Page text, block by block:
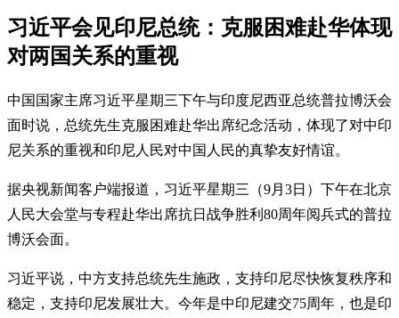
习近平会见印尼总统：克服困难赴华体现
对两国关系的重视
中国国家主席习近平星期三下午与印度尼西亚总统普拉博沃会
面时说，总统先生克服困难赴华出席纪念活动，体现了对中印
尼关系的重视和印尼人民对中国人民的真挚友好情谊。
据央视新闻客户端报道，习近平星期三（9月3日）下午在北京
人民大会堂与专程赴华出席抗日战争胜利80周年阅兵式的普拉
博沃会面。
习近平说，中方支持总统先生施政，支持印尼尽快恢复秩序和
稳定，支持印尼发展壮大。今年是中印尼建交75周年，也是印